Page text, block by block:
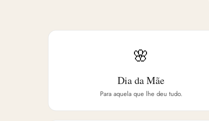
🌸
Dia da Mãe
Para aquela que lhe deu tudo.